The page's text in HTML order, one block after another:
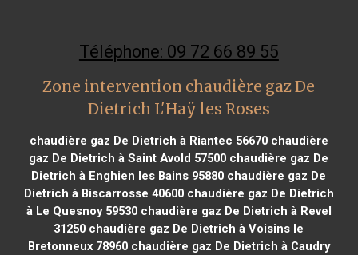
Téléphone: 09 72 66 89 55
Zone intervention chaudière gaz De
Dietrich L'Haÿ les Roses
chaudière gaz De Dietrich à Riantec 56670chaudière
gaz De Dietrich à Saint Avold 57500 chaudière gaz De
Dietrich à Enghien les Bains 95880 chaudière gaz De
Dietrich à Biscarrosse 40600chaudière gaz De Dietrich
à Le Quesnoy 59530chaudière gaz De Dietrich à Revel
31250 chaudière gaz De Dietrich à Voisins le
Bretonneux 78960chaudière gaz De Dietrich à Caudry